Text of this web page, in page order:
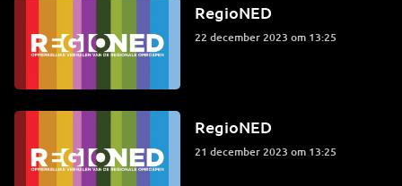
RegioNED
22 december 2023 om 13:25
RegioNED
21 december 2023 om 13:25